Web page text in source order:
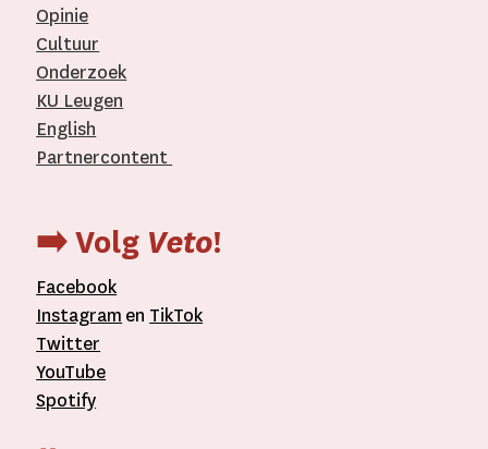
Opinie
Cultuur
Onderzoek
KU Leugen
English
Partnercontent
➡️ Volg Veto!
Facebook
Instagram en TikTok
Twitter
YouTube
Spotify